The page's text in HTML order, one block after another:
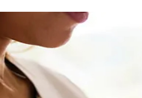
MutingaJardim Paraíso
Parque ImperialParque Santa Luzia
Vila Nossa Sra. da Escada